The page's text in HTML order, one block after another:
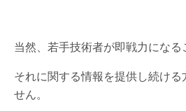
当然、若手技術者が即戦力になる
それに関する情報を提供し続ける
せん。